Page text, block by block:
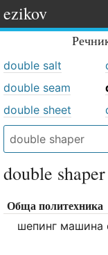
ezikov
double salt
double seam
double sheet
double shaper
Обща политехника
шепинг машина